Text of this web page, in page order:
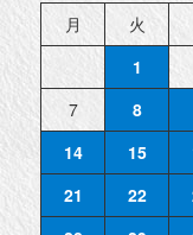
介
◆
月 火
1
7
8
14
15
21
22